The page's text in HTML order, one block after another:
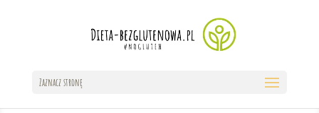
Zaznacz stronę